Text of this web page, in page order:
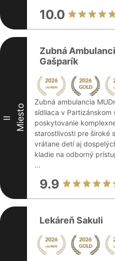
10.0
II Miesto
Zubná
Gašparík
Zubná ambulancia
sídliaca v Partizánskom
poskytovanie
starostlivosti pre široké
vrátane detí aj
kladie na odborný
...
9.9
Lekáreň Sakuli